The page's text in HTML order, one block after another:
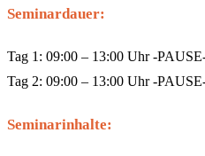
Seminardauer:
Tag 1: 09:00 – 13:00 Uhr -
Tag 2: 09:00 – 13:00 Uhr -
Seminarinhalte: